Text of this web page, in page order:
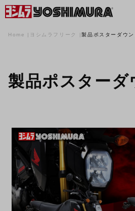
Home ヨシムラフリーク 製品ポスターダウン
製品ポスターダ